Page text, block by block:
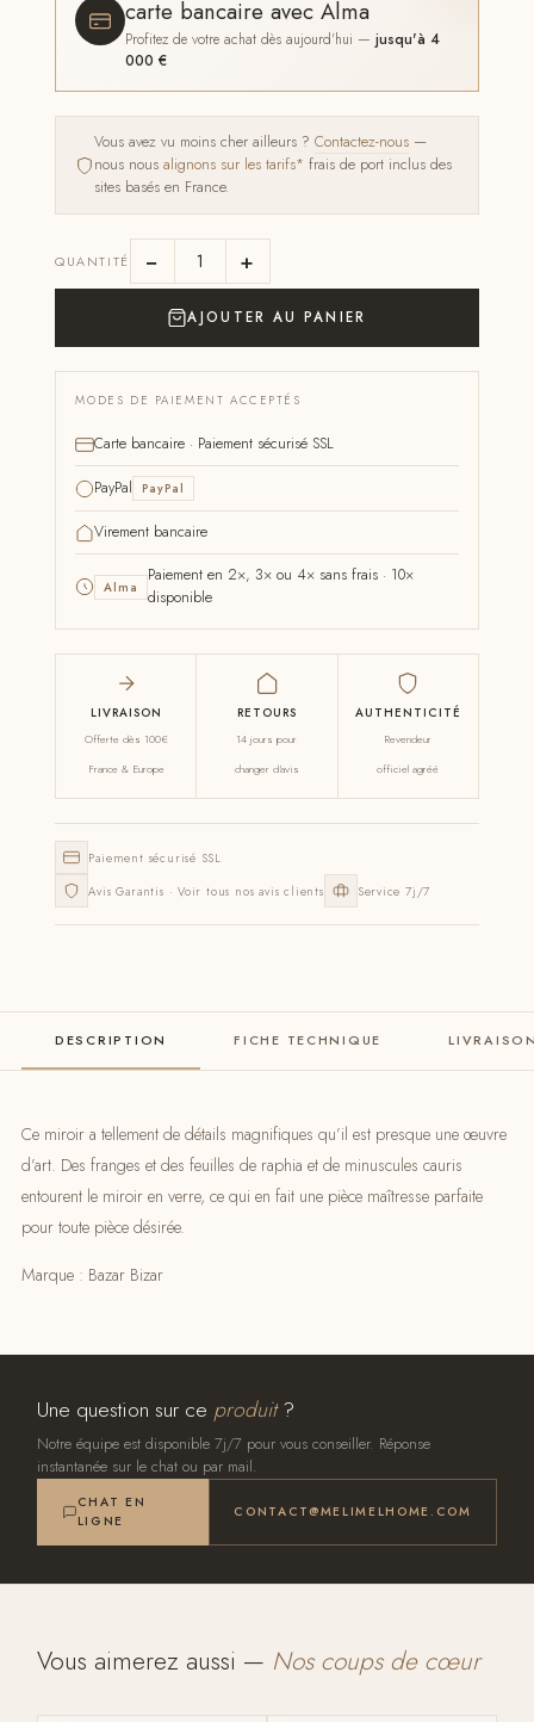
carte bancaire avec Alma
Profitez de votre achat dès aujourd'hui —jusqu'à 4
000 €
Vous avez vu moins cher ailleurs ?Contactez-nous —
nous nousalignons sur les tarifs* frais de port inclus des
sites basés en France.
QUANTITÉ − +
AJOUTER AU PANIER
MODES DE PAIEMENT ACCEPTÉS
Carte bancaire · Paiement sécurisé SSL
PayPal PayPal
Virement bancaire
Alma
Paiement en 2×, 3× ou 4× sans frais · 10×
disponible
LIVRAISON
Offerte dès 100€
France & Europe
RETOURS
14 jours pour
changer d'avis
AUTHENTICITÉ
Revendeur
officiel agréé
Paiement sécurisé SSL
Avis Garantis · Voir tous nos avis clients
Service 7j/7
DESCRIPTION FICHE TECHNIQUE
Ce miroir a tellement de détails magnifiques qu’il est presque une œuvre
d’art. Des franges et des feuilles de raphia et de minuscules cauris
entourent le miroir en verre, ce qui en fait une pièce maîtresse parfaite
pour toute pièce désirée.
Marque : Bazar Bizar
Une question sur ce produit?
Notre équipe est disponible 7j/7 pour vous conseiller. Réponse
instantanée sur le chat ou par mail.
CHAT EN
LIGNE
CONTACT@MELIMELHOME.COM
Vous aimerez aussi — Nos coups de cœur